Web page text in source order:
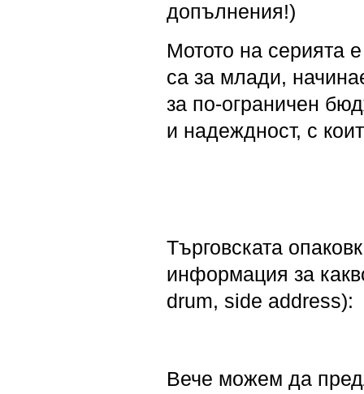
допълнения!)
Мотото на серията
са за млади,
за по-ограничен
и надеждност, с
Търговската
информация за
drum, side address):
Вече можем да